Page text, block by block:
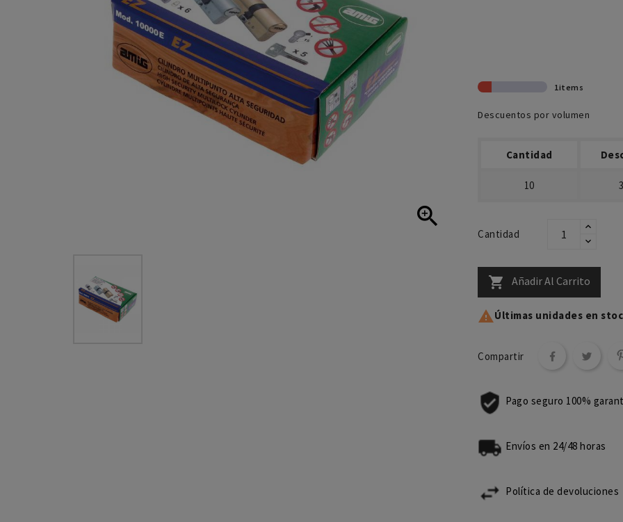

1items
Descuentos por volumen
Cantidad
10
Cantidad
 Añadir Al Carrito
Últimas unidades en
Compartir
Pago seguro 100%
Envíos en 24/48 horas
Política de devoluciones